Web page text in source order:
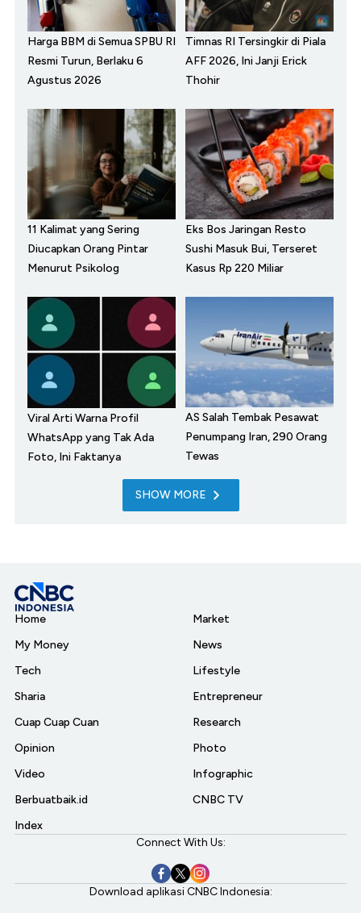
Harga BBM di Semua SPBU RI
Resmi Turun, Berlaku 6
Agustus 2026
Timnas RI Tersingkir di Piala
AFF 2026, Ini Janji Erick
Thohir
11 Kalimat yang Sering
Diucapkan Orang Pintar
Menurut Psikolog
Eks Bos Jaringan Resto
Sushi Masuk Bui, Terseret
Kasus Rp 220 Miliar
Viral Arti Warna Profil
WhatsApp yang Tak Ada
Foto, Ini Faktanya
AS Salah Tembak Pesawat
Penumpang Iran, 290 Orang
Tewas
SHOW MORE
Home
My Money
Tech
Sharia
Cuap Cuap Cuan
Opinion
Video
Berbuatbaik.id
Index
Market
News
Lifestyle
Entrepreneur
Research
Photo
Infographic
CNBC TV
Connect With Us:
Download aplikasi CNBC Indonesia: